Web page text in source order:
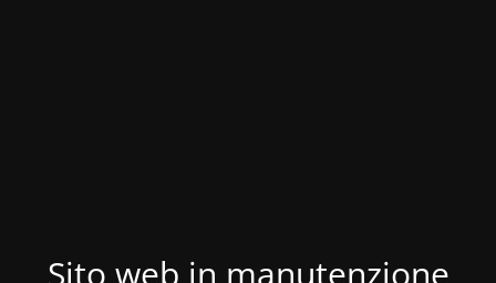
Sito web in manutenzione